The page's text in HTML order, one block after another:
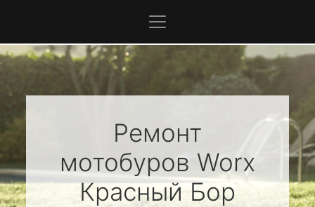
Ремонт
мотобуров Worx
Красный Бор